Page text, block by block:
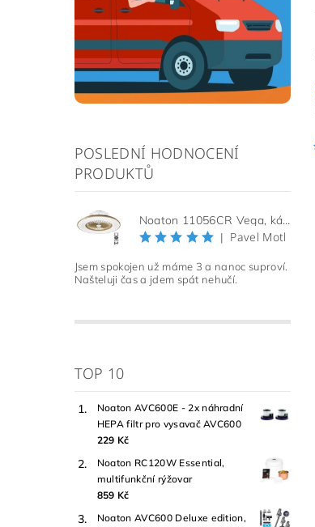
POSLEDNÍ HODNOCENÍ
PRODUKTŮ
Noaton 11056CR Vega, kávová, stropní ventilátor se světlem
| Pavel Motl
Jsem spokojen už máme 3 a nanoc suproví.
Našteluji čas a jdem spát nehučí.
TOP 10
Noaton AVC600E - 2x náhradní
HEPA filtr pro vysavač AVC600
229 Kč
Noaton RC120W Essential,
multifunkční rýžovar
859 Kč
Noaton AVC600 Deluxe edition,